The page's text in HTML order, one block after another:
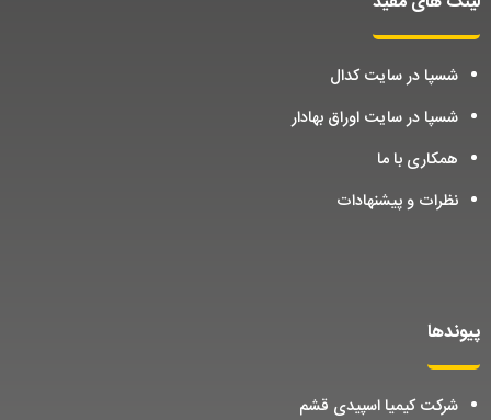
شسپا در سایت کدال
شسپا در سایت اوراق بهادار
همکاری با ما
نظرات و پیشنهادات
پیوندها
شرکت کیمیا اسپیدی قشم